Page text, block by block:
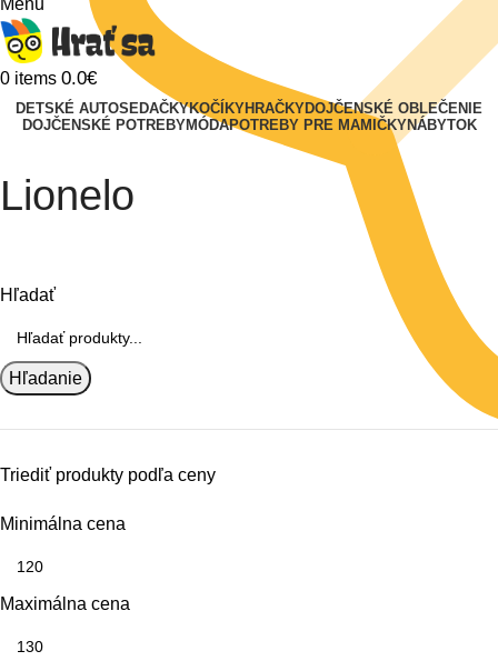
0 items 0.0€
DETSKÉ AUTOSEDAČKYKOČÍKYHRAČKYDOJČENSKÉ OBLEČENIE
DOJČENSKÉ POTREBYMÓDAPOTREBY PRE MAMIČKYNÁBYTOK
Lionelo
Hľadať
Hľadanie
Triediť produkty podľa ceny
Minimálna cena
Maximálna cena